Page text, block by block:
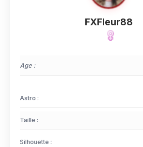
FXFleur88
Age :
Astro :
Taille :
Silhouette :